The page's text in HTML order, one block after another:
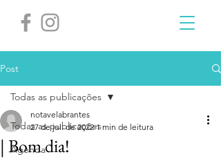
Post
Todas as publicações
Agenda
Todas as publicações
| Bom dia!
notavelabrantes
27 de jul. de 2022 1 min de leitura